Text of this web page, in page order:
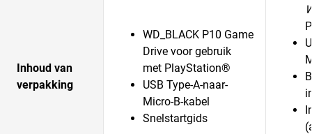
Inhoud van
verpakking
WD_BLACK P10 Game
Drive voor gebruik
met PlayStation®
USB Type-A-naar-
Micro-B-kabel
Snelstartgids